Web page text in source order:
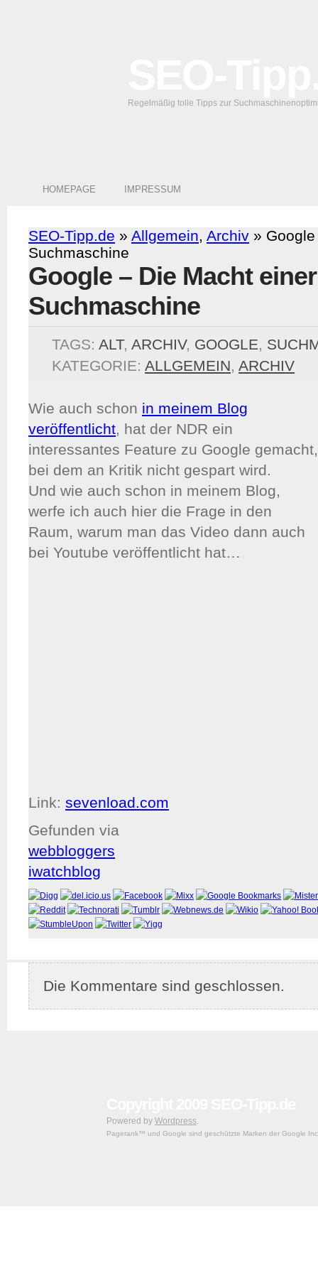
Regelmäßig tolle Tipps zur
HOMEPAGE IMPRESSUM
SEO-Tipp.de » Allgemein, Archiv »
Suchmaschine
Google – Die Macht einer
Suchmaschine
TAGS: ALT, ARCHIV, GOOGLE,
KATEGORIE: ALLGEMEIN, ARCHIV
Wie auch schon in meinem Blog
veröffentlicht, hat der NDR ein
interessantes Feature zu Google gemacht,
bei dem an Kritik nicht gespart wird.
Und wie auch schon in meinem Blog,
werfe ich auch hier die Frage in den
Raum, warum man das Video dann auch
bei Youtube veröffentlicht hat…
Link: sevenload.com
Gefunden via
webbloggers
iwatchblog
Die Kommentare sind geschlossen.
Powered by Wordpress.
Pagerank™ und Google sind geschützte Marken der Google